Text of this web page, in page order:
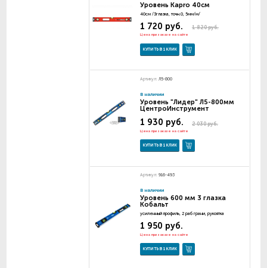
Уровень Kapro 40см
40см /3глазка, точн.0, 5мм/м/
1 820 руб.
1 720 руб.
Цена при заказе на сайте
КУПИТЬ В 1 КЛИК
Артикул: Л5-800
В наличии
Уровень "Лидер" Л5-800мм
ЦентроИнструмент
2 030 руб.
1 930 руб.
Цена при заказе на сайте
КУПИТЬ В 1 КЛИК
Артикул: 916-493
В наличии
Уровень 600 мм 3 глазка
Кобальт
усиленный профиль, 2 раб грани, рукоятка
1 950 руб.
Цена при заказе на сайте
КУПИТЬ В 1 КЛИК